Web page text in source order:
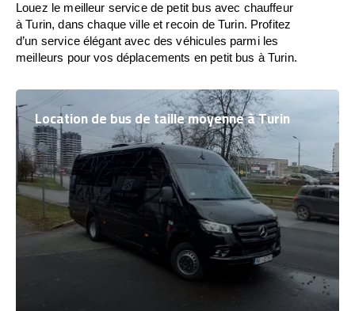
Louez le meilleur service de petit bus avec chauffeur
à Turin, dans chaque ville et recoin de Turin. Profitez
d’un service élégant avec des véhicules parmi les
meilleurs pour vos déplacements en petit bus à Turin.
Location de bus de taille moyenne à Turin